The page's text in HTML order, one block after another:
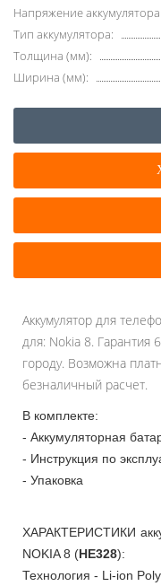
Напряжение аккумулятора:
Тип аккумулятора:
Толщина (мм):
Ширина (мм):
Аккумулятор для
для: Nokia 8. Гарантия
городу. Возможна
безналичный расчет.
В комплекте:
- Аккумуляторная
- Инструкция по
- Упаковка
ХАРАКТЕРИСТИКИ
NOKIA 8 (HE328):
Технология - Li-ion